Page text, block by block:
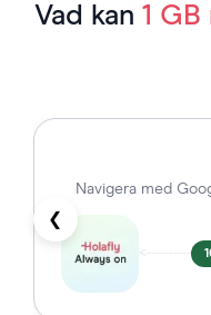
Vad kan 1
❮
Navigera med
<----------